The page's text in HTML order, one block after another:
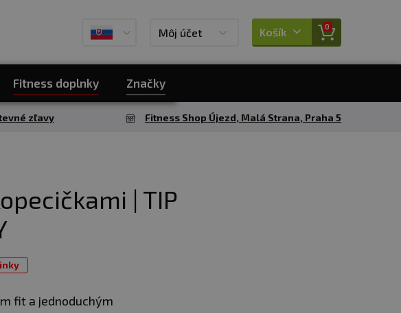
Môj účet Košík 0
Fitness doplnky Značky
zľavy Fitness Shop Újezd, Malá Strana, Praha 5
| TIP
fit a jednoduchým